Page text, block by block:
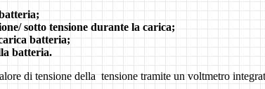
sotto tensione durante la carica;
batteria;
batteria.
di tensione della tensione tramite un voltmetro